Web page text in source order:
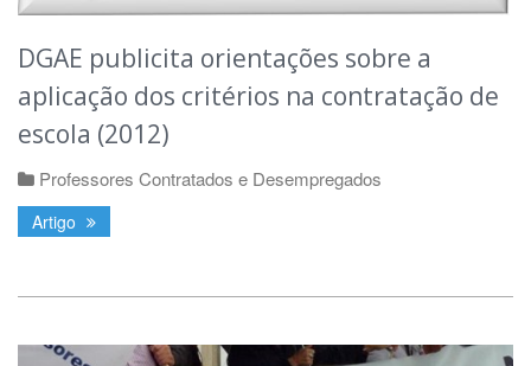
DGAE publicita orientações sobre a
aplicação dos critérios na contratação de
escola (2012)
Professores Contratados e Desempregados
Artigo